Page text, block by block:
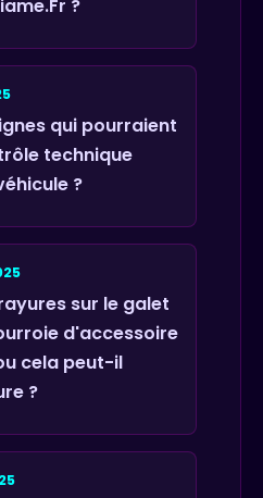
?
qui pourraient
technique
?
sur le galet
d'accessoire
cela peut-il
?